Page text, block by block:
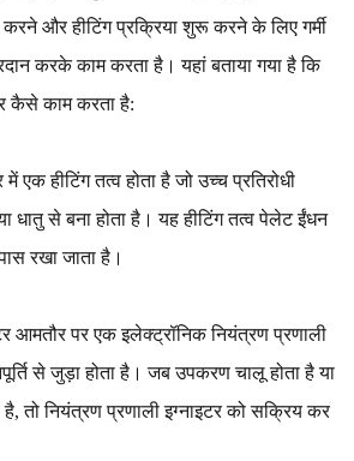
करने और हीटिंग प्रक्रिया शुरू करने के लिए गर्मी
करके काम करता है। यहां बताया गया है कि
कैसे काम करता है:
एक हीटिंग तत्व होता है जो उच्च प्रतिरोधी
धातु से बना होता है। यह हीटिंग तत्व पेलेट ईंधन
रखा जाता है।
आमतौर पर एक इलेक्ट्रॉनिक नियंत्रण प्रणाली
से जुड़ा होता है। जब उपकरण चालू होता है या
तो नियंत्रण प्रणाली इग्नाइटर को सक्रिय कर